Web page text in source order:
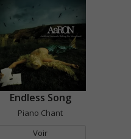
Endless Song
Piano Chant
Voir